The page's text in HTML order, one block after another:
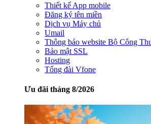
Thiết kế App mobile
Đăng ký tên miền
Dịch vụ Máy chủ
Umail
Thông báo website Bộ Công
Bảo mật SSL
Hosting
Tổng đài Vfone
Ưu đãi tháng 8/2026